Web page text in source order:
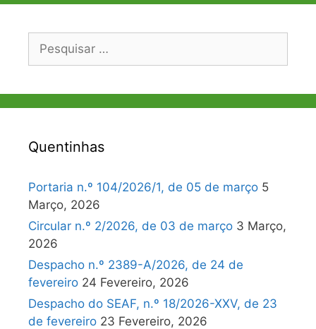
Pesquisar
Quentinhas
Portaria n.º 104/2026/1, de 05 de março 5
Março, 2026
Circular n.º 2/2026, de 03 de março 3 Março,
2026
Despacho n.º 2389-A/2026, de 24 de
fevereiro 24 Fevereiro, 2026
Despacho do SEAF, n.º 18/2026-XXV, de 23
de fevereiro 23 Fevereiro, 2026